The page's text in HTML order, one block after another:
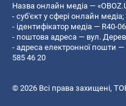
Назва онлайн медіа —
- суб'єкт у сфері онлайн медіа;
- ідентифікатор медіа — R40-
- поштова адреса — вул.
- адреса електронної пошти —
585 46 20
© 2026 Всі права захищені,